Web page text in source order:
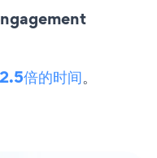
2.5倍的时间。